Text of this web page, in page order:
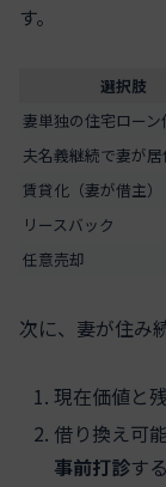
す。
選択肢
妻単独の住宅ローン
夫名義継続で妻が
賃貸化（妻が借主）
リースバック
任意売却
次に、妻が住み
現在価値と
借り換え可
事前打診する